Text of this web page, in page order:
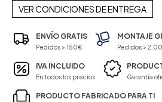
VER CONDICIONES DE ENTREGA
ENVÍO GRATIS
Pedidos > 150€
MONTAJE
Pedidos >
IVA INCLUIDO
En todos los precios Garantía
PRODUCTO FABRICADO PARA TI